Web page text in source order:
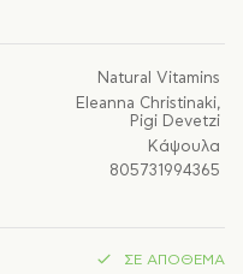
Natural Vitamins
Eleanna Christinaki,
Pigi Devetzi
Κάψουλα
805731994365
ΣΕ ΑΠΌΘΕΜΑ